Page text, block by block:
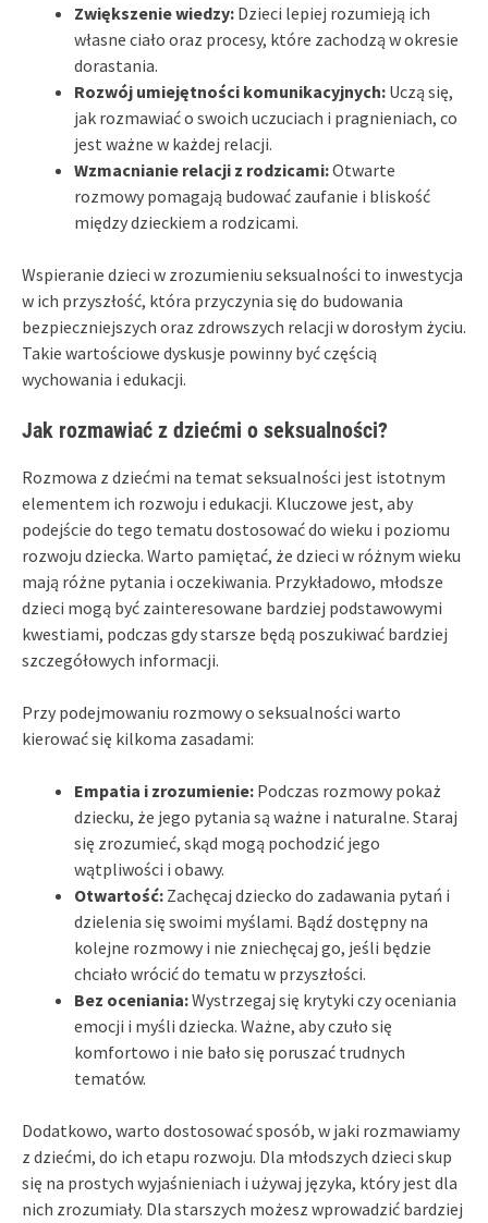
Zwiększenie wiedzy: Dzieci lepiej rozumieją ich
własne ciało oraz procesy, które zachodzą w okresie
dorastania.
Rozwój umiejętności komunikacyjnych: Uczą się,
jak rozmawiać o swoich uczuciach i pragnieniach, co
jest ważne w każdej relacji.
Wzmacnianie relacji z rodzicami:Otwarte
rozmowy pomagają budować zaufanie i bliskość
między dzieckiem a rodzicami.
Wspieranie dzieci w zrozumieniu seksualności to inwestycja
w ich przyszłość, która przyczynia się do budowania
bezpieczniejszych oraz zdrowszych relacji w dorosłym życiu.
Takie wartościowe dyskusje powinny być częścią
wychowania i edukacji.
Jak rozmawiać z dziećmi o seksualności?
Rozmowa z dziećmi na temat seksualności jest istotnym
elementem ich rozwoju i edukacji. Kluczowe jest, aby
podejście do tego tematu dostosować do wieku i poziomu
rozwoju dziecka. Warto pamiętać, że dzieci w różnym wieku
mają różne pytania i oczekiwania. Przykładowo, młodsze
dzieci mogą być zainteresowane bardziej podstawowymi
kwestiami, podczas gdy starsze będą poszukiwać bardziej
szczegółowych informacji.
Przy podejmowaniu rozmowy o seksualności warto
kierować się kilkoma zasadami:
Empatia i zrozumienie: Podczas rozmowy pokaż
dziecku, że jego pytania są ważne i naturalne. Staraj
się zrozumieć, skąd mogą pochodzić jego
wątpliwości i obawy.
Otwartość: Zachęcaj dziecko do zadawania pytań i
dzielenia się swoimi myślami. Bądź dostępny na
kolejne rozmowy i nie zniechęcaj go, jeśli będzie
chciało wrócić do tematu w przyszłości.
Bez oceniania:Wystrzegaj się krytyki czy oceniania
emocji i myśli dziecka. Ważne, aby czuło się
komfortowo i nie bało się poruszać trudnych
tematów.
Dodatkowo, warto dostosować sposób, w jaki rozmawiamy
z dziećmi, do ich etapu rozwoju. Dla młodszych dzieci skup
się na prostych wyjaśnieniach i używaj języka, który jest dla
nich zrozumiały. Dla starszych możesz wprowadzić bardziej